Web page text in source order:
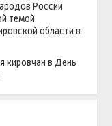
России
темой
области в
кировчан в День